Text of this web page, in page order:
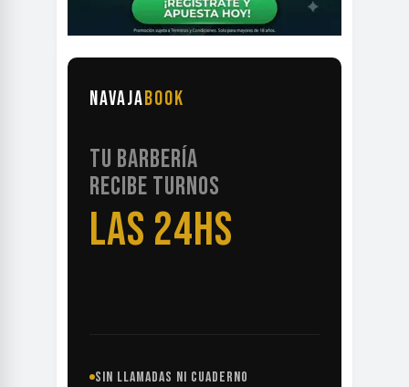
NAVAJABOOK
TU BARBERÍA
RECIBE TURNOS
LAS 24HS
SIN LLAMADAS NI CUADERNO